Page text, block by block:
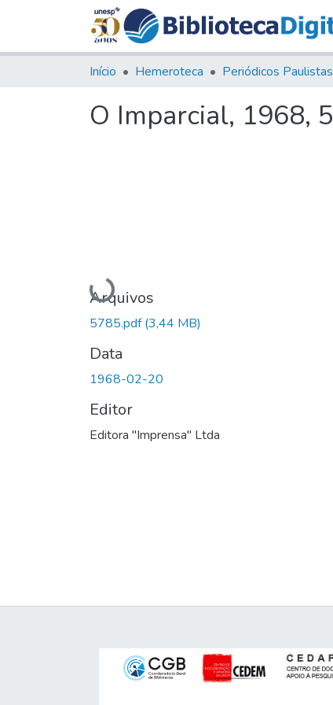
Início Hemeroteca Periódicos Paulistas
O Imparcial, 1968,
Carregando...
Arquivos
5785.pdf(3,44 MB)
Data
1968-02-20
Editor
Editora "Imprensa" Ltda